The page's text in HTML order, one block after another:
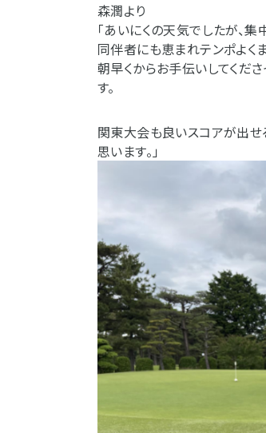
森潤より
「あいにくの天気でしたが、
同伴者にも恵まれテンポよく
朝早くからお手伝いしてくだ
す。
関東大会も良いスコアが出せ
思います。」